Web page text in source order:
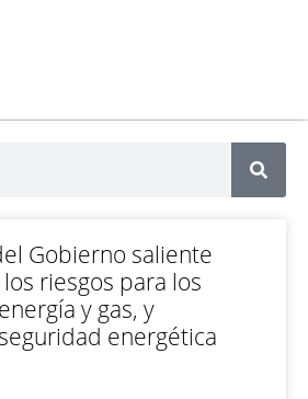
Gobierno saliente
riesgos para los
y gas, y
energética